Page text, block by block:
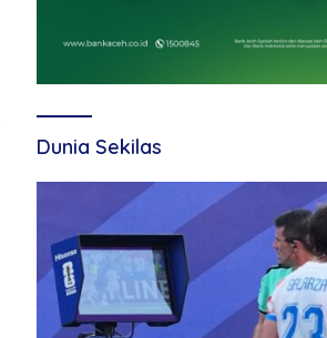
Dunia Sekilas